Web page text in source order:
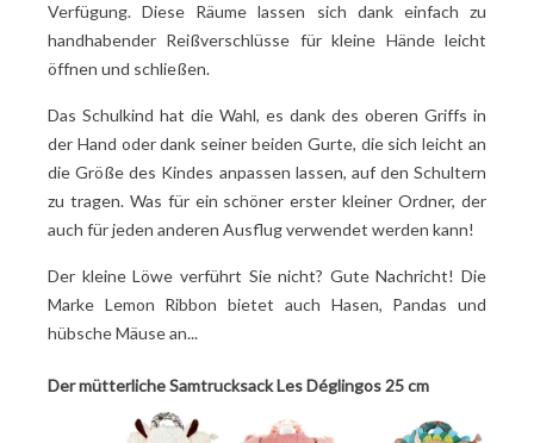
Verfügung. Diese Räume lassen sich dank einfach zu
handhabender Reißverschlüsse für kleine Hände leicht
öffnen und schließen.
Das Schulkind hat die Wahl, es dank des oberen Griffs in
der Hand oder dank seiner beiden Gurte, die sich leicht an
die Größe des Kindes anpassen lassen, auf den Schultern
zu tragen. Was für ein schöner erster kleiner Ordner, der
auch für jeden anderen Ausflug verwendet werden kann!
Der kleine Löwe verführt Sie nicht? Gute Nachricht! Die
Marke Lemon Ribbon bietet auch Hasen, Pandas und
hübsche Mäuse an...
Der mütterliche Samtrucksack Les Déglingos 25 cm